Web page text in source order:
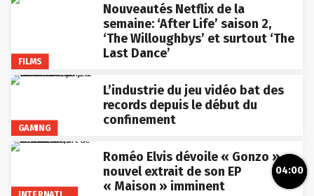
FILMS
Nouveautés Netflix de la
semaine: ‘After Life’ saison 2,
‘The Willoughbys’ et surtout ‘The
Last Dance’
GAMING
L’industrie du jeu vidéo bat des
records depuis le début du
confinement
Roméo Elvis dévoile « Gonzo »,
nouvel extrait de son EP
« Maison » imminent
04:00